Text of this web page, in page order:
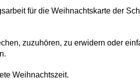
für die Weihnachtskarte der
zuzuhören, zu erwidern oder
Weihnachtszeit.